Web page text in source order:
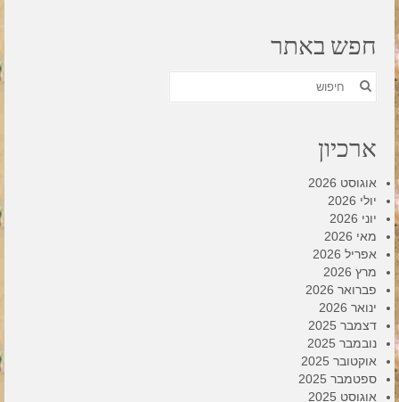
חפש באתר
חפש
ארכיון
אוגוסט 2026
יולי 2026
יוני 2026
מאי 2026
אפריל 2026
מרץ 2026
פברואר 2026
ינואר 2026
דצמבר 2025
נובמבר 2025
אוקטובר 2025
ספטמבר 2025
אוגוסט 2025